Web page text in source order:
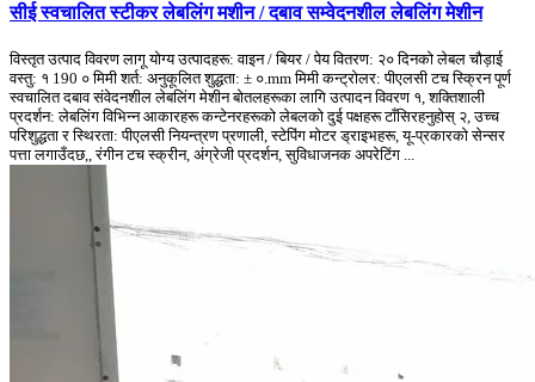
सीई स्वचालित स्टीकर लेबलिंग मशीन / दबाव सम्वेदनशील लेबलिंग मेशीन
विस्तृत उत्पाद विवरण लागू योग्य उत्पादहरू: वाइन / बियर / पेय वितरण: २० दिनको लेबल चौड़ाई
वस्तु: १ 190 ० मिमी शर्त: अनुकूलित शुद्धता: ± ०.mm मिमी कन्ट्रोलर: पीएलसी टच स्क्रिन पूर्ण
स्वचालित दबाव संवेदनशील लेबलिंग मेशीन बोतलहरूका लागि उत्पादन विवरण १, शक्तिशाली
प्रदर्शन: लेबलिंग विभिन्न आकारहरू कन्टेनरहरूको लेबलको दुई पक्षहरू टाँसिरहनुहोस् २, उच्च
परिशुद्धता र स्थिरता: पीएलसी नियन्त्रण प्रणाली, स्टेपिंग मोटर ड्राइभहरू, यू-प्रकारको सेन्सर
पत्ता लगाउँदछ,, रंगीन टच स्क्रीन, अंग्रेजी प्रदर्शन, सुविधाजनक अपरेटिंग ...